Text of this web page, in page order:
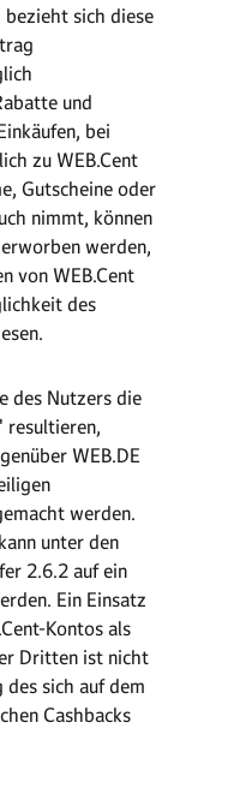
bezieht sich diese
und
bei
zu WEB.Cent
Gutscheine oder
nimmt, können
werden,
von WEB.Cent
des
des Nutzers die
resultieren,
WEB.DE
werden.
unter den
2.6.2 auf ein
Ein Einsatz
Kontos als
Dritten ist nicht
des sich auf dem
Cashbacks